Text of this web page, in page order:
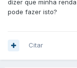
dizer que minha
pode fazer isto?
Citar